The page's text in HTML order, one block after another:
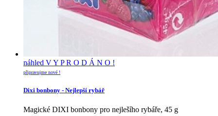
náhled V Y P R O D Á N O !
připravujme nové !
Dixi bonbony - Nejlepší rybář
Magické DIXI bonbony pro nejlešího rybáře, 45 g